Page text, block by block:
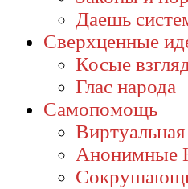
Даешь
Сверхценные
Косые
Глас народа
Самопомощь
Анонимные